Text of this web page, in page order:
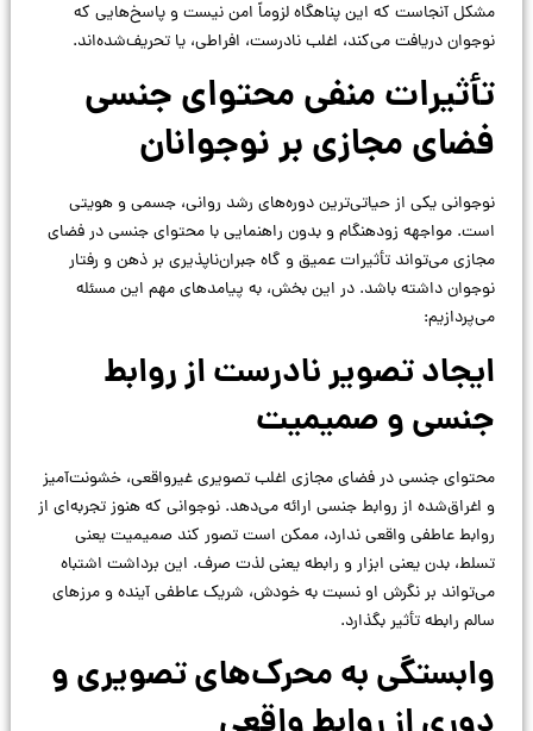
مشکل آنجاست که این پناهگاه لزوماً امن نیست و پاسخ‌هایی که
نوجوان دریافت می‌کند، اغلب نادرست، افراطی، یا تحریف‌شده‌اند.
تأثیرات منفی محتوای جنسی
فضای مجازی بر نوجوانان
نوجوانی یکی از حیاتی‌ترین دوره‌های رشد روانی، جسمی و هویتی
است. مواجهه زودهنگام و بدون راهنمایی با محتوای جنسی در فضای
مجازی می‌تواند تأثیرات عمیق و گاه جبران‌ناپذیری بر ذهن و رفتار
نوجوان داشته باشد. در این بخش، به پیامدهای مهم این مسئله
می‌پردازیم:
ایجاد تصویر نادرست از روابط
جنسی و صمیمیت
محتوای جنسی در فضای مجازی اغلب تصویری غیرواقعی، خشونت‌آمیز
و اغراق‌شده از روابط جنسی ارائه می‌دهد. نوجوانی که هنوز تجربه‌ای از
روابط عاطفی واقعی ندارد، ممکن است تصور کند صمیمیت یعنی
تسلط، بدن یعنی ابزار و رابطه یعنی لذت صرف. این برداشت اشتباه
می‌تواند بر نگرش او نسبت به خودش، شریک عاطفی آینده و مرزهای
سالم رابطه تأثیر بگذارد.
وابستگی به محرک‌های تصویری و